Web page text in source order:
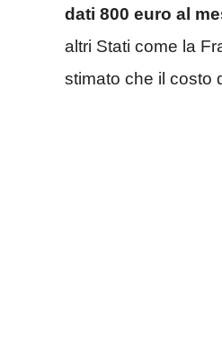
dati 800 euro al
altri Stati come la
stimato che il costo